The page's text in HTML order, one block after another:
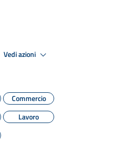
Vedi azioni
Commercio
Lavoro